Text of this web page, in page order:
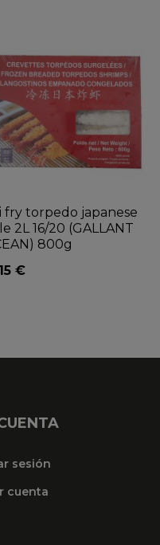
fry torpedo japanese
2L 16/20 (GALLANT
800g
€
sesión
cuenta